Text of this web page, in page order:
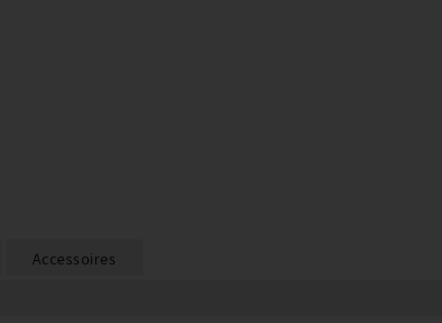
Accessoires